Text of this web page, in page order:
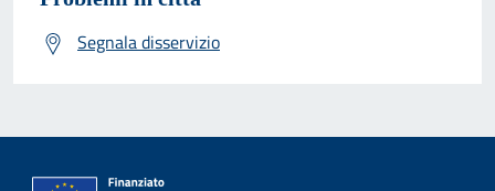
Segnala disservizio